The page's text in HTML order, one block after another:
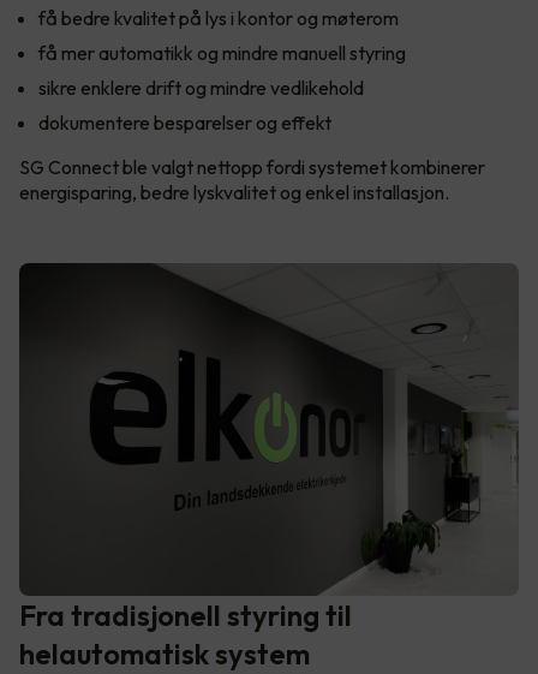
få bedre kvalitet på lys i kontor og møterom
få mer automatikk og mindre manuell styring
sikre enklere drift og mindre vedlikehold
dokumentere besparelser og effekt
SG Connect ble valgt nettopp fordi systemet kombinerer
energisparing, bedre lyskvalitet og enkel installasjon.
Fra tradisjonell styring til
helautomatisk system